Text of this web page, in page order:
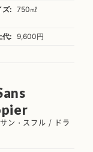
ズ: 750㎖
代:
9,600円
ン・スフル / ドラ